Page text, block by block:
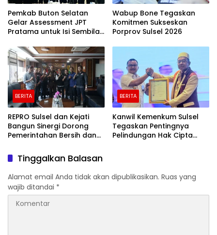
Pemkab Buton Selatan
Gelar Assessment JPT
Pratama untuk Isi Sembilan
Wabup Bone Tegaskan
Komitmen Sukseskan
Porprov Sulsel 2026
BERITA
REPRO Sulsel dan Kejati
Bangun Sinergi Dorong
Pemerintahan Bersih dan
BERITA
Kanwil Kemenkum Sulsel
Tegaskan Pentingnya
Pelindungan Hak Cipta
Tinggalkan Balasan
Alamat email Anda tidak akan dipublikasikan. Ruas yang
wajib ditandai *